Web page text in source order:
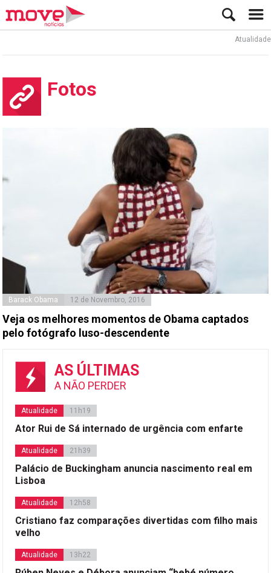
Atualidade
Fotos
Barack Obama 12 de Novembro, 2016
Veja os melhores momentos de Obama captados
pelo fotógrafo luso-descendente
AS ÚLTIMAS
A NÃO PERDER
Atualidade 11h19
Ator Rui de Sá internado de urgência com enfarte
Atualidade 21h39
Palácio de Buckingham anuncia nascimento real em
Lisboa
Atualidade 12h58
Cristiano faz comparações divertidas com filho mais
velho
Atualidade 13h22